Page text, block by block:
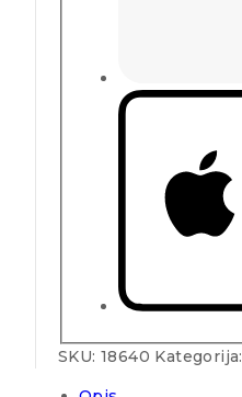
SKU: 18640 Kategorija: